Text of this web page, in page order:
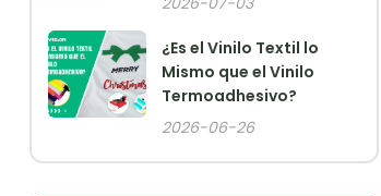
¿Es el Vinilo Textil lo
Mismo que el Vinilo
Termoadhesivo?
2026-06-26